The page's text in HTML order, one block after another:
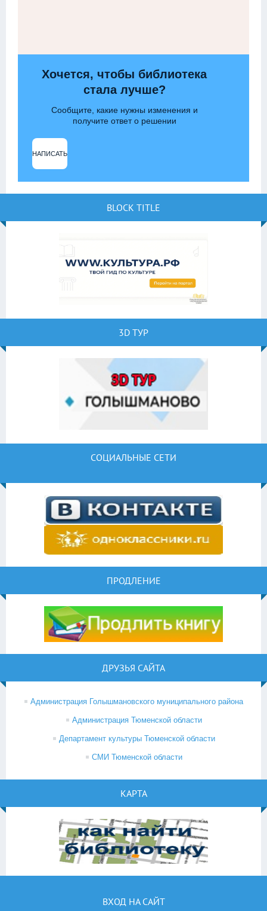
Хочется, чтобы библиотека
стала лучше?
Сообщите, какие нужны изменения и
получите ответ о решении
НАПИСАТЬ
BLOCK TITLE
3D ТУР
СОЦИАЛЬНЫЕ СЕТИ
ПРОДЛЕНИЕ
ДРУЗЬЯ САЙТА
Администрация Голышмановского муниципального района
Администрация Тюменской области
Департамент культуры Тюменской области
СМИ Тюменской области
КАРТА
ВХОД НА САЙТ